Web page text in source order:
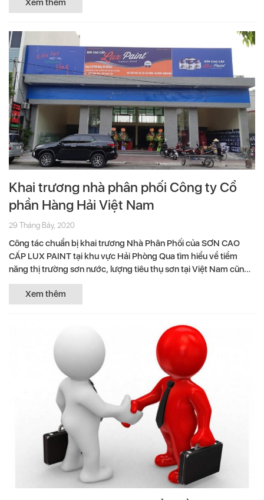
Xem thêm
Khai trương nhà phân phối Công ty Cổ
phần Hàng Hải Việt Nam
29 Tháng Bảy, 2020
Công tác chuẩn bị khai trương Nhà Phân Phối của SƠN CAO
CẤP LUX PAINT tại khu vực Hải Phòng Qua tìm hiểu về tiềm
năng thị trường sơn nước, lượng tiêu thụ sơn tại Việt Nam cũng
như...
Xem thêm